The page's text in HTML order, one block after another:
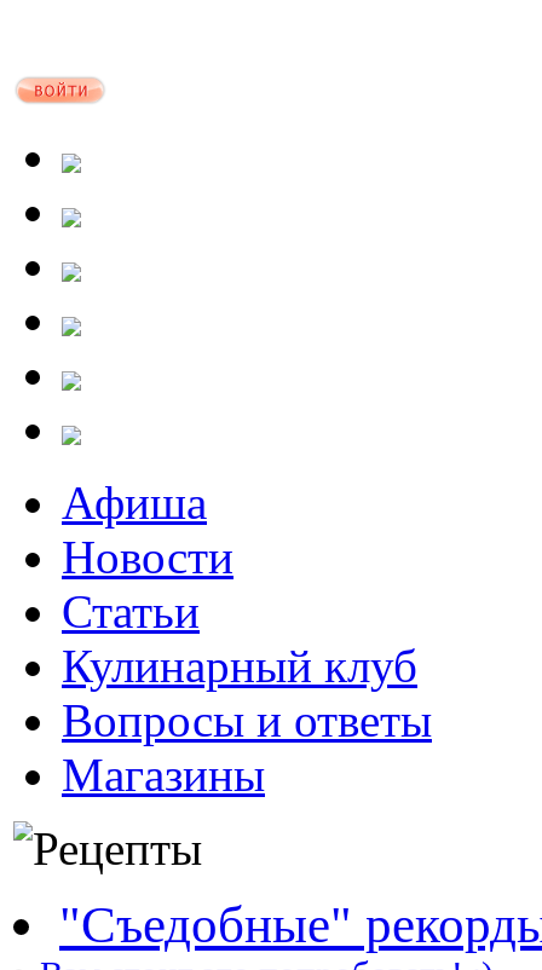
Афиша
Новости
Статьи
Кулинарный клуб
Вопросы и ответы
Магазины
"Съедобные"